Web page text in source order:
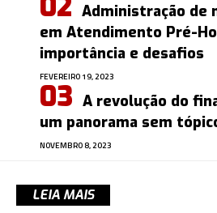
Administração de
em Atendimento Pré-
importância e desafios
FEVEREIRO 19, 2023
A revolução do
um panorama sem
NOVEMBRO 8, 2023
LEIA MAIS